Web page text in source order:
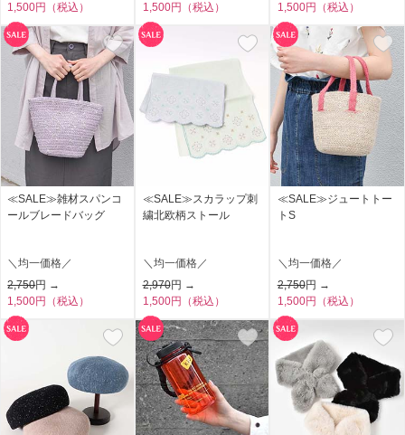
1,500円（税込）
1,500円（税込）
1,500円（税込）
≪SALE≫雑材スパンコ
ールブレードバッグ
＼均一価格／
2,750円 →
1,500円（税込）
≪SALE≫スカラップ刺
繍北欧柄ストール
＼均一価格／
2,970円 →
1,500円（税込）
≪SALE≫ジュートトー
トS
＼均一価格／
2,750円 →
1,500円（税込）